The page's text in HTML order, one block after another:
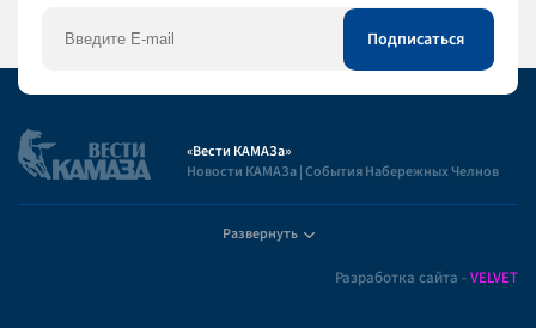
«Вести КАМАЗа»
Новости КАМАЗа | События Набережных Челнов
Развернуть
Разработка сайта -VELVET